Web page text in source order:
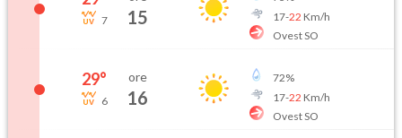
7 15
17-22 Km/h
Ovest SO
29°
6
ore
16
72%
17-22 Km/h
Ovest SO